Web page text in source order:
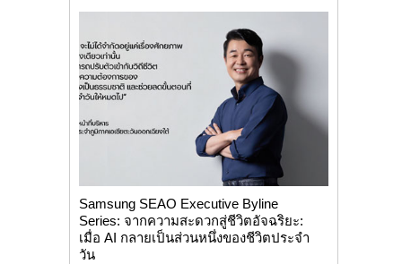
Samsung SEAO Executive Byline
Series: จากความสะดวกสู่ชีวิตอัจฉริยะ:
เมื่อ AI กลายเป็นส่วนหนึ่งของชีวิตประจำ
วัน